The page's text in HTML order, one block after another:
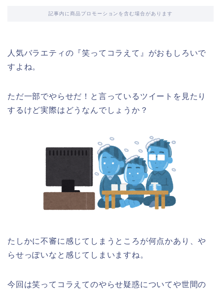
記事内に商品プロモーションを含む場合があります
人気バラエティの『笑ってコラえて』がおもしろいで
すよね。
ただ一部でやらせだ！と言っているツイートを見たり
するけど実際はどうなんでしょうか？
たしかに不審に感じてしまうところが何点かあり、や
らせっぽいなと感じてしまいますね。
今回は笑ってコラえてのやらせ疑惑についてや世間の